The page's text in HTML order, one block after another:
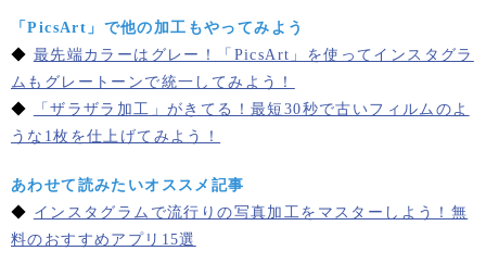
「PicsArt」で他の加工もやってみよう
◆ 最先端カラーはグレー！「PicsArt」を使ってインスタグラ
ムもグレートーンで統一してみよう！
◆
「ザラザラ加工」がきてる！最短30秒で古いフィルムのよ
うな1枚を仕上げてみよう！
あわせて読みたいオススメ記事
◆ インスタグラムで流行りの写真加工をマスターしよう！無
料のおすすめアプリ15選